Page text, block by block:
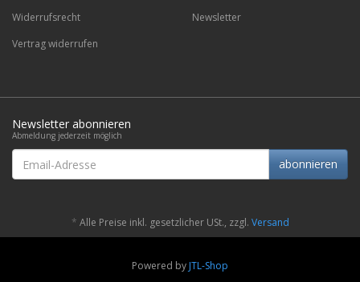
Widerrufsrecht
Vertrag widerrufen
Newsletter
Newsletter abonnieren
Abmeldung jederzeit möglich
Email-
Adresse
abonnieren
* Alle Preise inkl. gesetzlicher USt., zzgl. Versand
Powered by JTL-Shop